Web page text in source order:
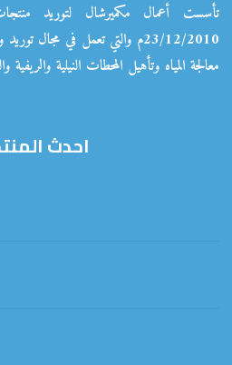
تأسست أعمال مكميرشال لتوريد منتجات
23/12/2010م والتي تعمل في مجال
معالجة المياه وتأهيل المحطات النيلية
احدث